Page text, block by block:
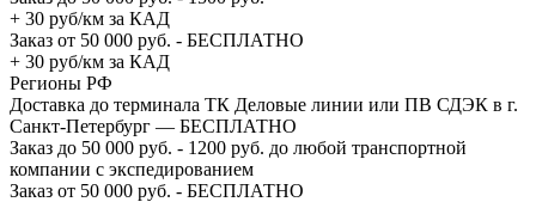
+ 30 руб/км за КАД
Заказ от 50 000 руб. - БЕСПЛАТНО
+ 30 руб/км за КАД
Регионы РФ
Доставка до терминала ТК Деловые линии или ПВ СДЭК в г.
Санкт-Петербург — БЕСПЛАТНО
Заказ до 50 000 руб. - 1200 руб. до любой транспортной
компании с экспедированием
Заказ от 50 000 руб. - БЕСПЛАТНО